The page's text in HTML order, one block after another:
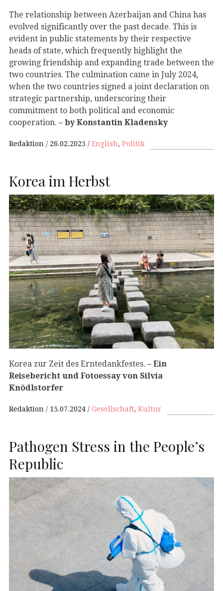
The relationship between Azerbaijan and China has
evolved significantly over the past decade. This is
evident in public statements by their respective
heads of state, which frequently highlight the
growing friendship and expanding trade between the
two countries. The culmination came in July 2024,
when the two countries signed a joint declaration on
strategic partnership, underscoring their
commitment to both political and economic
cooperation. – by Konstantin Kladensky
Redaktion 26.02.2025 English, Politik
Korea im Herbst
Korea zur Zeit des Erntedankfestes. – Ein
Reisebericht und Fotoessay von Silvia
Knödlstorfer
Redaktion 15.07.2024 Gesellschaft, Kultur
Pathogen Stress in the People’s
Republic